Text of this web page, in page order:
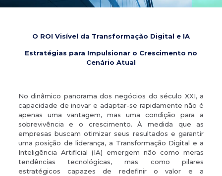
O ROI Visível da Transformação Digital e IA
Estratégias para Impulsionar o Crescimento no
Cenário Atual
No dinâmico panorama dos negócios do século XXI, a
capacidade de inovar e adaptar-se rapidamente não é
apenas uma vantagem, mas uma condição para a
sobrevivência e o crescimento. À medida que as
empresas buscam otimizar seus resultados e garantir
uma posição de liderança, a Transformação Digital e a
Inteligência Artificial (IA) emergem não como meras
tendências tecnológicas, mas como pilares
estratégicos capazes de redefinir o valor e a